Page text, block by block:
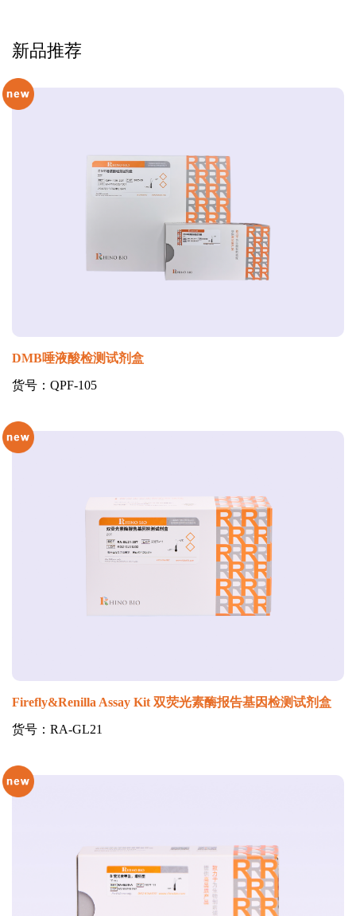
新品推荐
DMB唾液酸检测试剂盒
货号：QPF-105
Firefly&Renilla Assay Kit 双荧光素酶报告基因检测试剂盒
货号：RA-GL21